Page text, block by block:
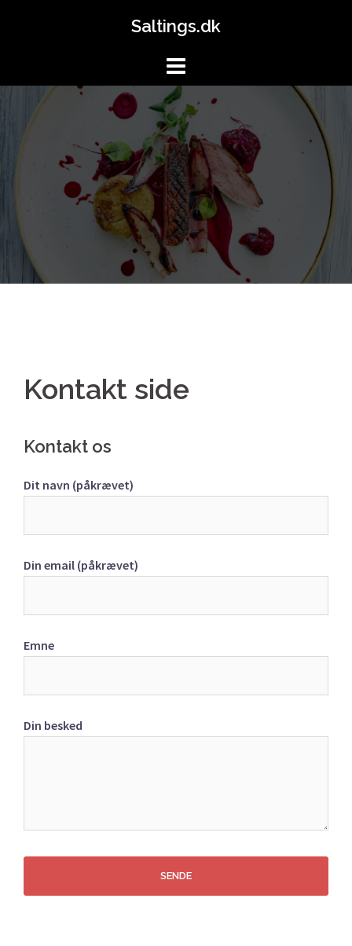
Saltings.dk
Kontakt side
Kontakt os
Dit navn (påkrævet)
Din email (påkrævet)
Emne
Din besked